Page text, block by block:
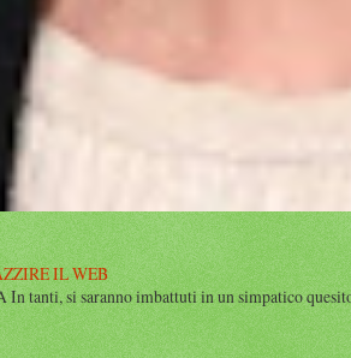
IL WEB
tanti, si saranno imbattuti in un simpatico